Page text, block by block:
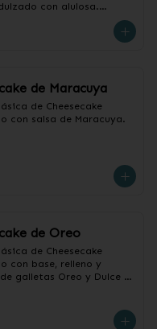
con alulosa.
de Maracuya
de Cheesecake
con salsa de Maracuya.
de Oreo
de Cheesecake
con base, relleno y
galletas Oreo y Dulce